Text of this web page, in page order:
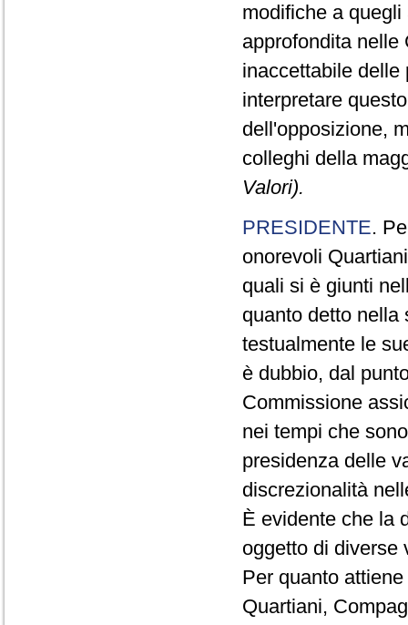
modifiche a
approfondita nelle
inaccettabile delle
interpretare
dell'opposizione,
colleghi della
Valori).
PRESIDENTE.
onorevoli
quali si è giunti
quanto detto nella
testualmente le
è dubbio, dal
Commissione
nei tempi che
presidenza delle
discrezionalità
È evidente che la
oggetto di diverse
Per quanto
Quartiani,